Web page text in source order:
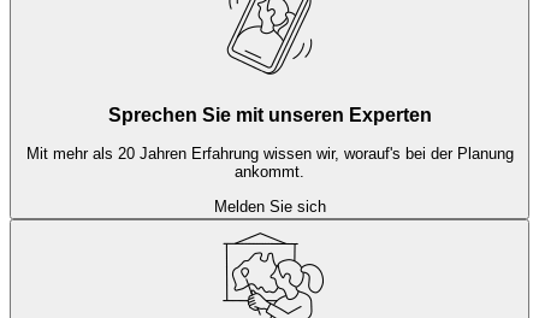
Sprechen Sie mit unseren Experten
Mit mehr als 20 Jahren Erfahrung wissen wir, worauf's bei der Planung
ankommt.
Melden Sie sich